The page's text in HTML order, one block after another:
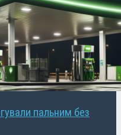
пальним без